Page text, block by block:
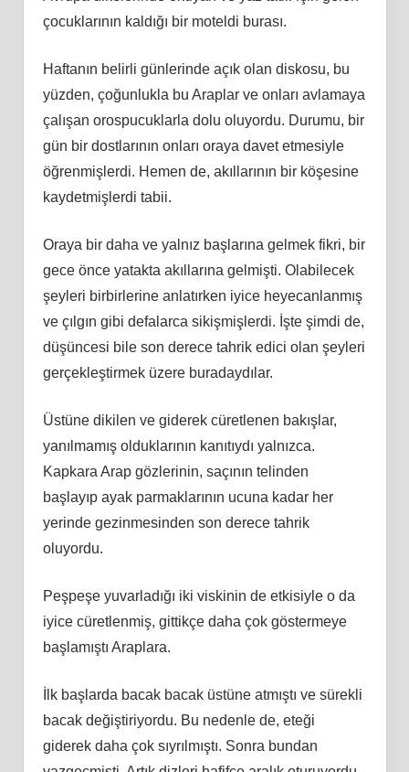
çocuklarının kaldığı bir moteldi burası.
Haftanın belirli günlerinde açık olan diskosu, bu
yüzden, çoğunlukla bu Araplar ve onları avlamaya
çalışan orospucuklarla dolu oluyordu. Durumu, bir
gün bir dostlarının onları oraya davet etmesiyle
öğrenmişlerdi. Hemen de, akıllarının bir köşesine
kaydetmişlerdi tabii.
Oraya bir daha ve yalnız başlarına gelmek fikri, bir
gece önce yatakta akıllarına gelmişti. Olabilecek
şeyleri birbirlerine anlatırken iyice heyecanlanmış
ve çılgın gibi defalarca sikişmişlerdi. İşte şimdi de,
düşüncesi bile son derece tahrik edici olan şeyleri
gerçekleştirmek üzere buradaydılar.
Üstüne dikilen ve giderek cüretlenen bakışlar,
yanılmamış olduklarının kanıtıydı yalnızca.
Kapkara Arap gözlerinin, saçının telinden
başlayıp ayak parmaklarının ucuna kadar her
yerinde gezinmesinden son derece tahrik
oluyordu.
Peşpeşe yuvarladığı iki viskinin de etkisiyle o da
iyice cüretlenmiş, gittikçe daha çok göstermeye
başlamıştı Araplara.
İlk başlarda bacak bacak üstüne atmıştı ve sürekli
bacak değiştiriyordu. Bu nedenle de, eteği
giderek daha çok sıyrılmıştı. Sonra bundan